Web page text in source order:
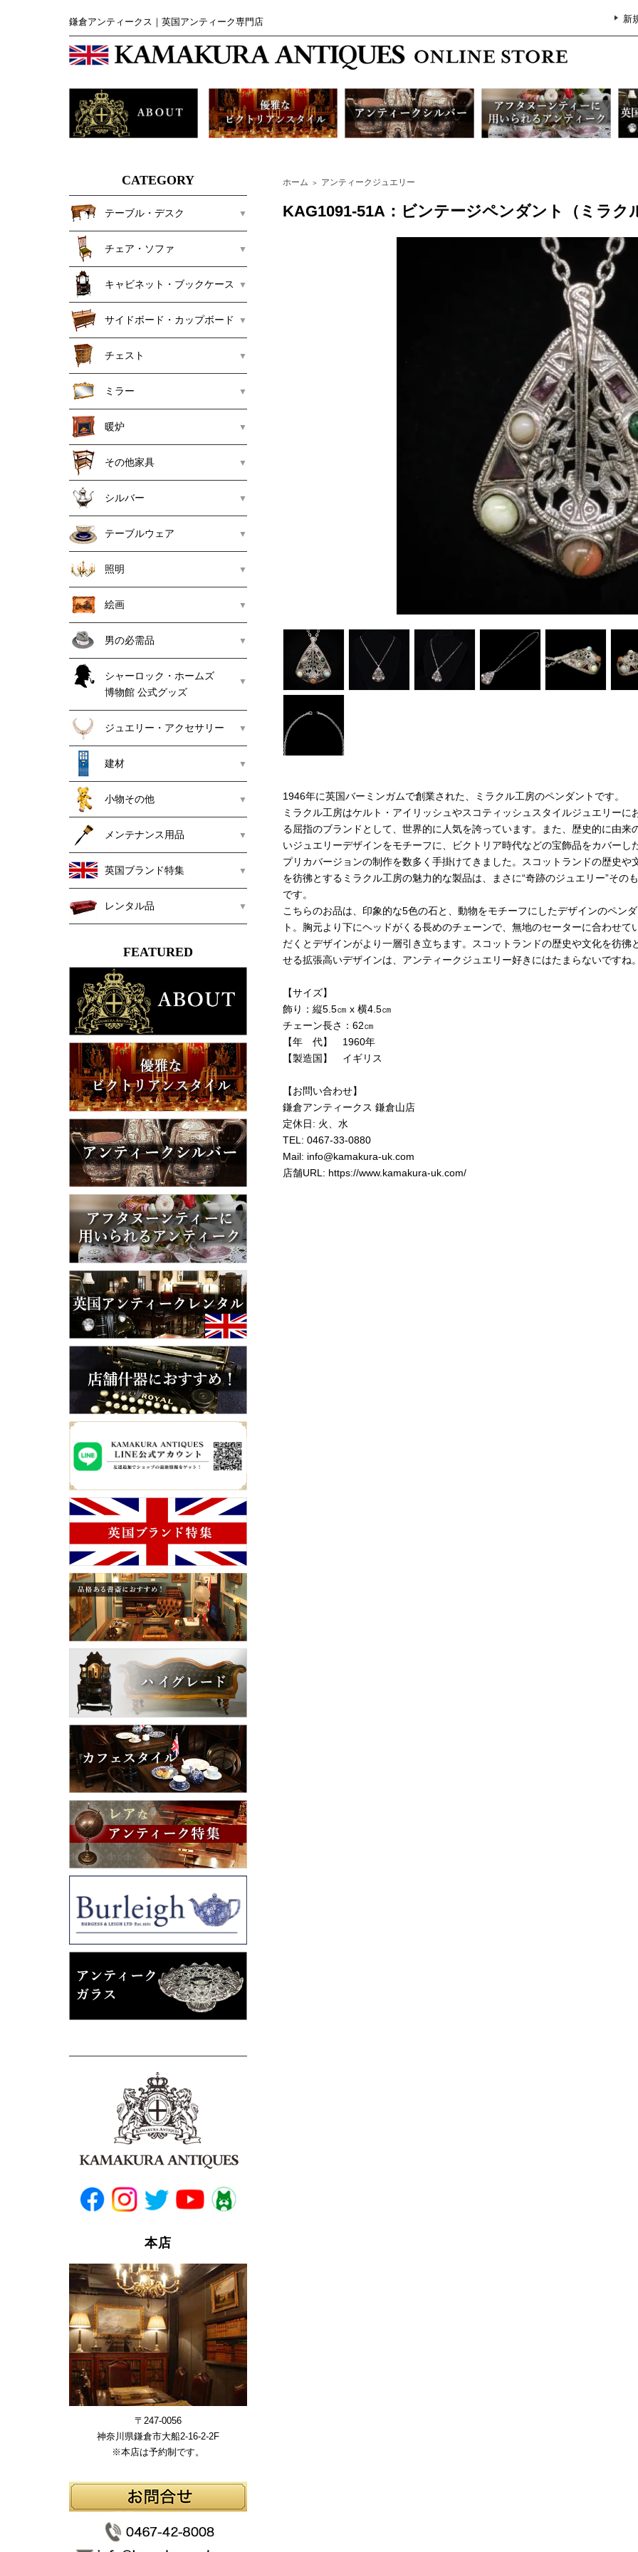
鎌倉アンティークス｜英国アンティーク専門店 新
CATEGORY
テーブル・デスク
チェア・ソファ
キャビネット・ブックケース
サイドボード・カップボード
チェスト
ミラー
暖炉
その他家具
シルバー
テーブルウェア
照明
絵画
男の必需品
シャーロック・ホームズ
博物館 公式グッズ
ジュエリー・アクセサリー
建材
小物その他
メンテナンス用品
英国ブランド特集
レンタル品
FEATURED
本店
〒247-0056
神奈川県鎌倉市大船2-16-2-2F
※本店は予約制です。
ホーム ＞ アンティークジュエリー
KAG1091-51A：ビンテージペンダント（ミラク
1946年に英国バーミンガムで創業された、ミラクル工房のペンダントです。
ミラクル工房はケルト・アイリッシュやスコティッシュスタイルジュエリーに
る屈指のブランドとして、世界的に人気を誇っています。また、歴史的に由来
いジュエリーデザインをモチーフに、ビクトリア時代などの宝飾品をカバーし
プリカバージョンの制作を数多く手掛けてきました。スコットランドの歴史や
を彷彿とするミラクル工房の魅力的な製品は、まさに“奇跡のジュエリー”その
です。
こちらのお品は、印象的な5色の石と、動物をモチーフにしたデザインのペン
ト。胸元より下にヘッドがくる長めのチェーンで、無地のセーターに合わせて
だくとデザインがより一層引き立ちます。スコットランドの歴史や文化を彷彿
せる拡張高いデザインは、アンティークジュエリー好きにはたまらないですね
【サイズ】
飾り：縦5.5㎝ x 横4.5㎝
チェーン長さ：62㎝
【年 代】 1960年
【製造国】 イギリス
【お問い合わせ】
鎌倉アンティークス 鎌倉山店
定休日: 火、水
TEL: 0467-33-0880
Mail: info@kamakura-uk.com
店舗URL: https://www.kamakura-uk.com/